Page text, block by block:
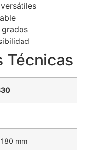
grados
Técnicas
mm